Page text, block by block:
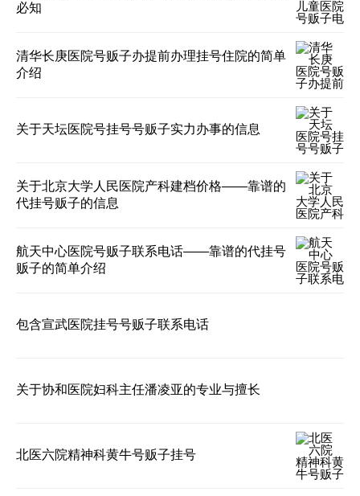
必知
清华长庚医院号贩子办提前办理挂号住院的简单
介绍
关于天坛医院号挂号号贩子实力办事的信息
关于北京大学人民医院产科建档价格——靠谱的
代挂号贩子的信息
航天中心医院号贩子联系电话——靠谱的代挂号
贩子的简单介绍
包含宣武医院挂号号贩子联系电话
关于协和医院妇科主任潘凌亚的专业与擅长
北医六院精神科黄牛号贩子挂号